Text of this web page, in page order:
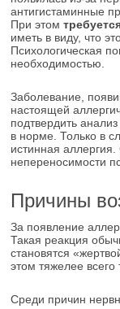
антигистаминные
При этом
иметь в виду, что
Психологическая
необходимостью.
Заболевание,
настоящей
подтвердить
в норме. Только в
истинная
непереносимости
Причины
За появление
Такая реакция
становятся
этом тяжелее всего
Среди причин